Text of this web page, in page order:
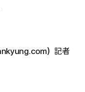
）記者